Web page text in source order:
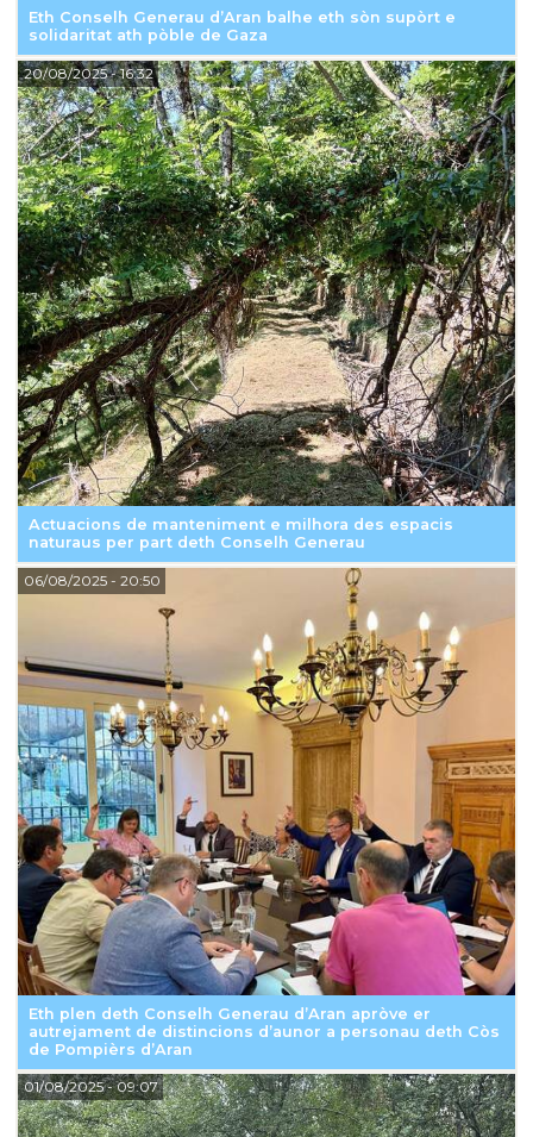
Eth Conselh Generau d’Aran balhe eth sòn supòrt e
solidaritat ath pòble de Gaza
Actuacions de manteniment e milhora des espacis
naturaus per part deth Conselh Generau
20/08/2025- 16:32
Eth plen deth Conselh Generau d’Aran apròve er
autrejament de distincions d’aunor a personau deth Còs
de Pompièrs d’Aran
06/08/2025- 20:50
01/08/2025- 09:07